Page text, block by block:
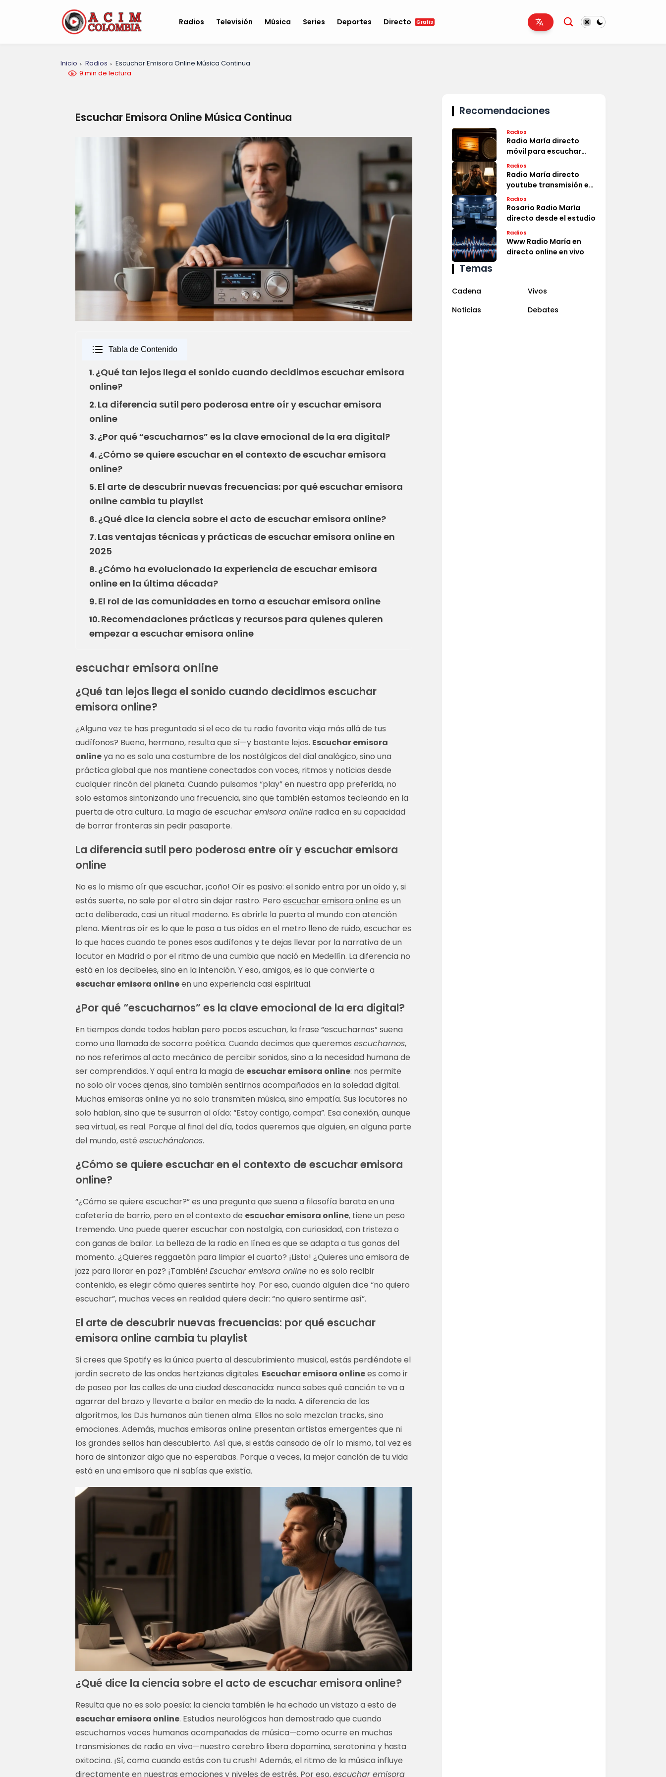
Radios Televisión Música Series Deportes Directo Gratis
Inicio Radios
Escuchar Emisora Online Música Continua
9 min de lectura
Escuchar Emisora Online Música Continua
Tabla de Contenido
1.¿Qué tan lejos llega el sonido cuando decidimos escuchar emisora
online?
2.La diferencia sutil pero poderosa entre oír y escuchar emisora
online
3.¿Por qué “escucharnos” es la clave emocional de la era digital?
4.¿Cómo se quiere escuchar en el contexto de escuchar emisora
online?
5.El arte de descubrir nuevas frecuencias: por qué escuchar emisora
online cambia tu playlist
6.¿Qué dice la ciencia sobre el acto de escuchar emisora online?
7.Las ventajas técnicas y prácticas de escuchar emisora online en
2025
8.¿Cómo ha evolucionado la experiencia de escuchar emisora
online en la última década?
9.El rol de las comunidades en torno a escuchar emisora online
10.Recomendaciones prácticas y recursos para quienes quieren
empezar a escuchar emisora online
escuchar emisora online
¿Qué tan lejos llega el sonido cuando decidimos escuchar
emisora online?
¿Alguna vez te has preguntado si el eco de tu radio favorita viaja más allá de tus
audífonos? Bueno, hermano, resulta que sí—y bastante lejos. Escuchar emisora
onlineya no es solo una costumbre de los nostálgicos del dial analógico, sino una
práctica global que nos mantiene conectados con voces, ritmos y noticias desde
cualquier rincón del planeta. Cuando pulsamos “play” en nuestra app preferida, no
solo estamos sintonizando una frecuencia, sino que también estamos tecleando en la
puerta de otra cultura. La magia de escuchar emisora online radica en su capacidad
de borrar fronteras sin pedir pasaporte.
La diferencia sutil pero poderosa entre oír y escuchar emisora
online
No es lo mismo oír que escuchar, ¡coño! Oír es pasivo: el sonido entra por un oído y, si
estás suerte, no sale por el otro sin dejar rastro. Pero escuchar emisora online es un
acto deliberado, casi un ritual moderno. Es abrirle la puerta al mundo con atención
plena. Mientras oír es lo que le pasa a tus oídos en el metro lleno de ruido, escuchar es
lo que haces cuando te pones esos audífonos y te dejas llevar por la narrativa de un
locutor en Madrid o por el ritmo de una cumbia que nació en Medellín. La diferencia no
está en los decibeles, sino en la intención. Y eso, amigos, es lo que convierte a
escuchar emisora onlineen una experiencia casi espiritual.
¿Por qué “escucharnos” es la clave emocional de la era digital?
En tiempos donde todos hablan pero pocos escuchan, la frase “escucharnos” suena
como una llamada de socorro poética. Cuando decimos que queremos escucharnos,
no nos referimos al acto mecánico de percibir sonidos, sino a la necesidad humana de
ser comprendidos. Y aquí entra la magia de escuchar emisora online: nos permite
no solo oír voces ajenas, sino también sentirnos acompañados en la soledad digital.
Muchas emisoras online ya no solo transmiten música, sino empatía. Sus locutores no
solo hablan, sino que te susurran al oído: “Estoy contigo, compa”. Esa conexión, aunque
sea virtual, es real. Porque al final del día, todos queremos que alguien, en alguna parte
del mundo, esté escuchándonos.
¿Cómo se quiere escuchar en el contexto de escuchar emisora
online?
“¿Cómo se quiere escuchar?” es una pregunta que suena a filosofía barata en una
cafetería de barrio, pero en el contexto de escuchar emisora online, tiene un peso
tremendo. Uno puede querer escuchar con nostalgia, con curiosidad, con tristeza o
con ganas de bailar. La belleza de la radio en línea es que se adapta a tus ganas del
momento. ¿Quieres reggaetón para limpiar el cuarto? ¡Listo! ¿Quieres una emisora de
jazz para llorar en paz? ¡También! Escuchar emisora online no es solo recibir
contenido, es elegir cómo quieres sentirte hoy. Por eso, cuando alguien dice “no quiero
escuchar”, muchas veces en realidad quiere decir: “no quiero sentirme así”.
El arte de descubrir nuevas frecuencias: por qué escuchar
emisora online cambia tu playlist
Si crees que Spotify es la única puerta al descubrimiento musical, estás perdiéndote el
jardín secreto de las ondas hertzianas digitales. Escuchar emisora onlinees como ir
de paseo por las calles de una ciudad desconocida: nunca sabes qué canción te va a
agarrar del brazo y llevarte a bailar en medio de la nada. A diferencia de los
algoritmos, los DJs humanos aún tienen alma. Ellos no solo mezclan tracks, sino
emociones. Además, muchas emisoras online presentan artistas emergentes que ni
los grandes sellos han descubierto. Así que, si estás cansado de oír lo mismo, tal vez es
hora de sintonizar algo que no esperabas. Porque a veces, la mejor canción de tu vida
está en una emisora que ni sabías que existía.
¿Qué dice la ciencia sobre el acto de escuchar emisora online?
Resulta que no es solo poesía: la ciencia también le ha echado un vistazo a esto de
escuchar emisora online. Estudios neurológicos han demostrado que cuando
escuchamos voces humanas acompañadas de música—como ocurre en muchas
transmisiones de radio en vivo—nuestro cerebro libera dopamina, serotonina y hasta
oxitocina. ¡Sí, como cuando estás con tu crush! Además, el ritmo de la música influye
directamente en nuestras emociones y niveles de estrés. Por eso,escuchar emisora
Recomendaciones
Radios
Radio María directo
móvil para escuchar
ahora
Radios
Radio María directo
youtube transmisión en
vivo
Radios
Rosario Radio María
directo desde el estudio
Radios
Www Radio María en
directo online en vivo
Temas
Cadena
Vivos
Noticias
Debates
Display Ads